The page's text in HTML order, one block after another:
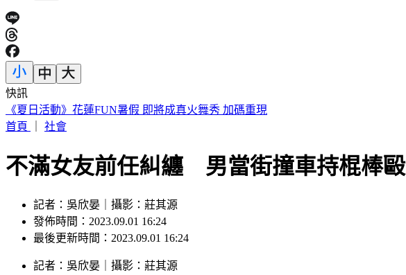
快訊
《夏日活動》花蓮FUN暑假 即將成真火舞秀 加碼重現
首頁
社會
不滿女友前任糾纏 男當街撞車持棍棒毆
記者：吳欣晏｜攝影：莊其源
發佈時間：2023.09.01 16:24
最後更新時間：2023.09.01 16:24
記者 ： 吳欣晏 攝影 ： 莊其源